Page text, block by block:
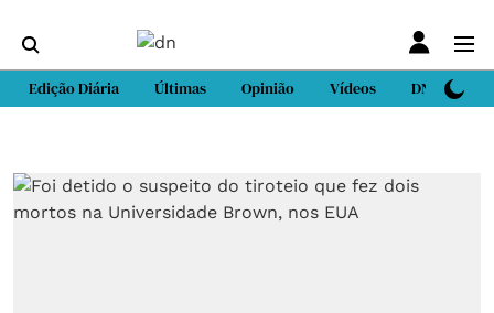
Edição Diária Últimas Opinião Vídeos DN Sport